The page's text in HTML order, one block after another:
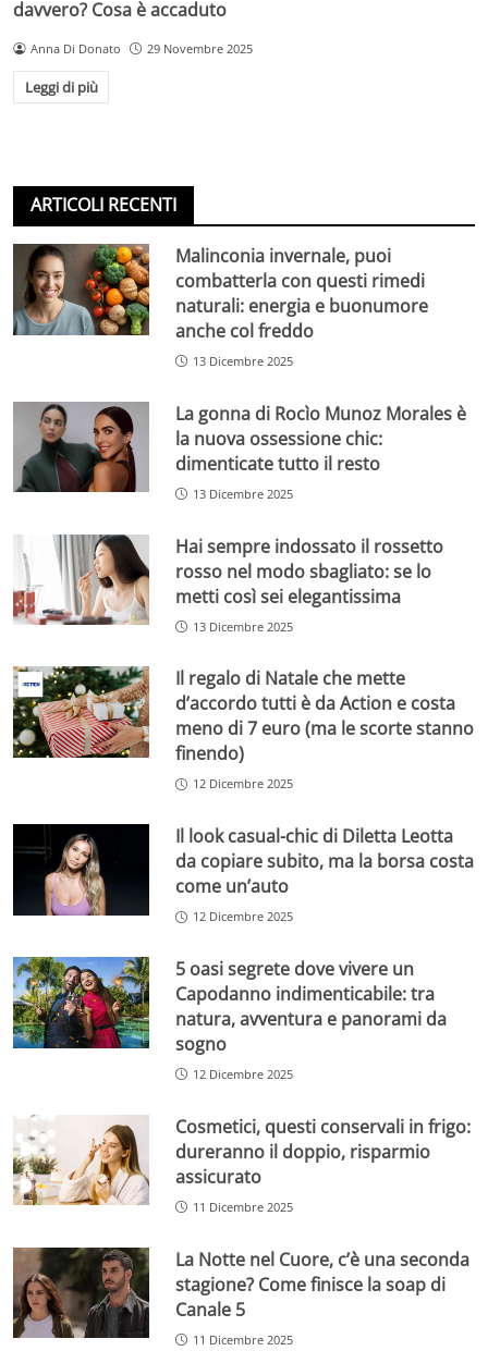
davvero? Cosa è accaduto
Anna Di Donato 29 Novembre 2025
Leggi di più
ARTICOLI RECENTI
Malinconia invernale, puoi
combatterla con questi rimedi
naturali: energia e buonumore
anche col freddo
13 Dicembre 2025
La gonna di Rocìo Munoz Morales è
la nuova ossessione chic:
dimenticate tutto il resto
13 Dicembre 2025
Hai sempre indossato il rossetto
rosso nel modo sbagliato: se lo
metti così sei elegantissima
13 Dicembre 2025
Il regalo di Natale che mette
d’accordo tutti è da Action e costa
meno di 7 euro (ma le scorte stanno
finendo)
12 Dicembre 2025
Il look casual-chic di Diletta Leotta
da copiare subito, ma la borsa costa
come un’auto
12 Dicembre 2025
5 oasi segrete dove vivere un
Capodanno indimenticabile: tra
natura, avventura e panorami da
sogno
12 Dicembre 2025
Cosmetici, questi conservali in frigo:
dureranno il doppio, risparmio
assicurato
11 Dicembre 2025
La Notte nel Cuore, c’è una seconda
stagione? Come finisce la soap di
Canale 5
11 Dicembre 2025